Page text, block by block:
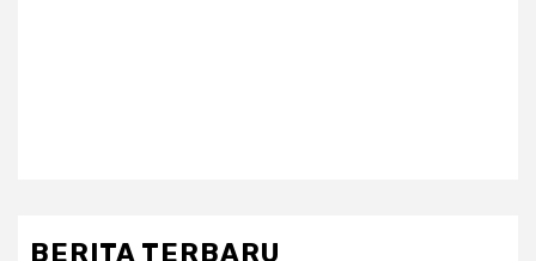
BERITA TERBARU